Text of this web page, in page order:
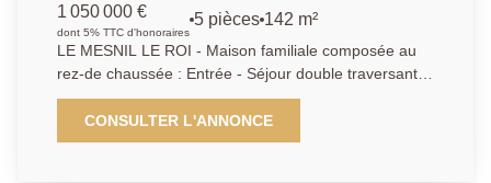
1 050 000 €
dont 5% TTC d'honoraires
5 pièces 142 m²
LE MESNIL LE ROI - Maison familiale composée au
rez-de chaussée : Entrée - Séjour double traversant -
Cuisine indépendante aménagée et équipée - 2
chambres au rez de chaussée - Salle d'eau - A l'étage
une très grande chambre de 25m² divisable - Salle de
CONSULTER L'ANNONCE